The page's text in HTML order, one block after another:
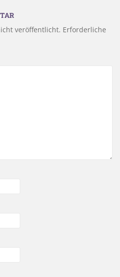
veröffentlicht. Erforderliche